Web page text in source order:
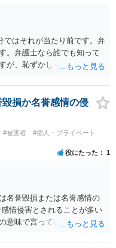
、依頼者から提供された素
、著作物性は認められにく
の一部に創作性が認められ
談者の写真や文章等を制作
ものではありません。 もっ
担当した事実を記載した
為まで当然に禁止できると
のSNSへの無断掲載と同
可能性等から判断されま
ていることは、違法性を認
像権侵害となるわけではあ
ト、デザイナーの利用規約
含む画面の複製・SNS掲載
とをお勧めします。すでに
を保存してから削除を求め
ではそれが当たり前です。弁
。弁護士なら誰でも知って
が、恥ずかしくないのだろ
損か名誉感情の侵
#被害者
#個人・プライベート
役にたった 1
名誉毀損または名誉感情の
情侵害とされることが多い
意味で言っている点も加味